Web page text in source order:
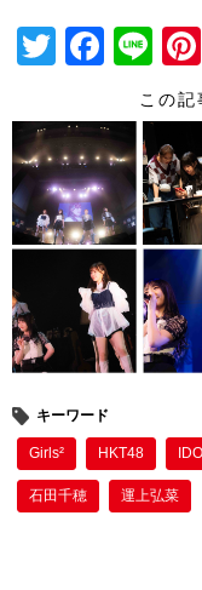
T
tt
er
F
c
e
b
o
o
k
Li
n
e
この記
キーワード
Girls² HKT48
石田千穂 運上弘菜